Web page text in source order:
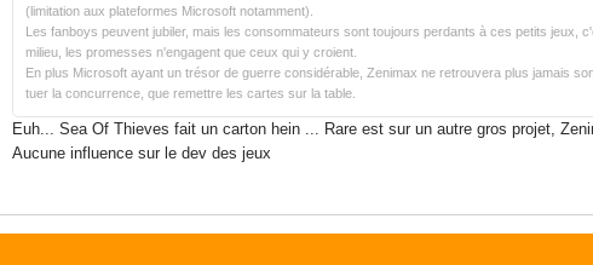
(limitation aux plateformes Microsoft notamment).
Les fanboys peuvent jubiler, mais les consommateurs sont toujours perdants à ces petits
milieu, les promesses n'engagent que ceux qui y croient.
En plus Microsoft ayant un trésor de guerre considérable, Zenimax ne retrouvera plus jamais
tuer la concurrence, que remettre les cartes sur la table.
Euh... Sea Of Thieves fait un carton hein ... Rare est sur un autre gros projet,
Aucune influence sur le dev des jeux